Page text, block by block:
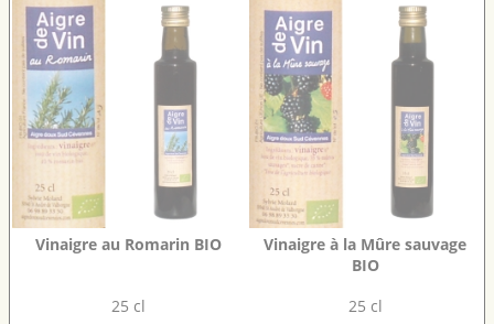
Vinaigre au Romarin BIO
25 cl
Vinaigre à la Mûre sauvage
BIO
25 cl